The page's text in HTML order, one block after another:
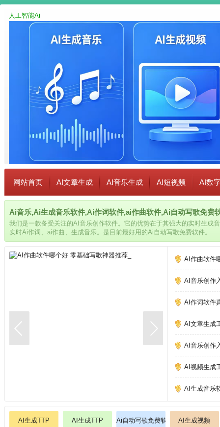
人工智能Ai
网站首页 AI文章生成 AI音乐生成 AI短视频 AI数
Ai音乐,Ai生成音乐软件,Ai作词软件,ai作曲软件,Ai自动写歌免费
我们是一款备受关注的AI音乐创作软件。它的优势在于其强大的实时生成
实时Ai作词、ai作曲、生成音乐。是目前最好用的Ai自动写歌免费软件。
AI作曲软件
AI音乐创作
AI作词软件
AI文章生成
AI音乐创作
AI视频生成
AI生成音乐
AI生成TTP AI生成TTP Ai自动写歌免费软件 AI生成视频